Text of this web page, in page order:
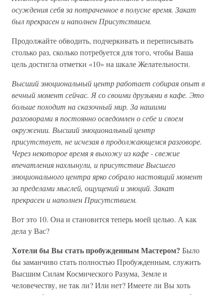
осуждения себя за потраченное в полусне время. Закат
был прекрасен и наполнен Присутствием.
Продолжайте обводить, подчеркивать и переписывать
столько раз, сколько потребуется для того, чтобы Ваша
цель достигла отметки «10» на шкале Желательности.
Высший эмоциональный центр работает собирая опыт в
вечный момент сейчас. Я со своими друзьями в кафе. Это
больше походит на сказочный мир. За нашими
разговорами я постоянно осведомлен о себе и своем
окружении. Высший эмоциональный центр
присутствует, не исчезая в продолжающемся разговоре.
Через некоторое время я выхожу из кафе - свежие
впечатления нахлынули, и присутствие Высшего
эмоционального центра ярко собрало настоящий момент
за пределами мыслей, ощущений и эмоций. Закат
прекрасен и наполнен Присутствием.
Вот это 10. Она и становится теперь моей целью. А как
дела у Вас?
Хотели бы Вы стать пробужденным Мастером? Было
бы заманчиво стать полностью Пробужденным, служить
Высшим Силам Космического Разума, Земле и
человечеству, не так ли? Или нет? Имеете ли Вы хоть